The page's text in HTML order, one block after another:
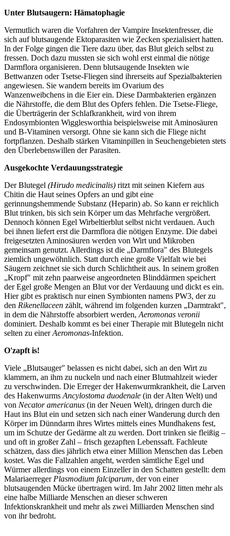
Unter Blutsaugern: Hämatophagie
Vermutlich waren die Vorfahren der Vampire Insektenfresser, die
sich auf blutsaugende Ektoparasiten wie Zecken spezialisiert hatten.
In der Folge gingen die Tiere dazu über, das Blut gleich selbst zu
fressen. Doch dazu mussten sie sich wohl erst einmal die nötige
Darmflora organisieren. Denn blutsaugende Insekten wie
Bettwanzen oder Tsetse-Fliegen sind ihrerseits auf Spezialbakterien
angewiesen. Sie wandern bereits im Ovarium des
Wanzenweibchens in die Eier ein. Diese Darmbakterien ergänzen
die Nährstoffe, die dem Blut des Opfers fehlen. Die Tsetse-Fliege,
die Überträgerin der Schlafkrankheit, wird von ihrem
Endosymbionten Wigglesworthia beispielsweise mit Aminosäuren
und B-Vitaminen versorgt. Ohne sie kann sich die Fliege nicht
fortpflanzen. Deshalb stärken Vitaminpillen in Seuchengebieten stets
den Überlebenswillen der Parasiten.
Ausgekochte Verdauungsstrategie
Der Blutegel (Hirudo medicinalis) ritzt mit seinen Kiefern aus
Chitin die Haut seines Opfers an und gibt eine
gerinnungshemmende Substanz (Heparin) ab. So kann er reichlich
Blut trinken, bis sich sein Körper um das Mehrfache vergrößert.
Dennoch können Egel Wirbeltierblut selbst nicht verdauen. Auch
bei ihnen liefert erst die Darmflora die nötigen Enzyme. Die dabei
freigesetzten Aminosäuren werden von Wirt und Mikroben
gemeinsam genutzt. Allerdings ist die „Darmflora" des Blutegels
ziemlich ungewöhnlich. Statt durch eine große Vielfalt wie bei
Säugern zeichnet sie sich durch Schlichtheit aus. In seinem großen
„Kropf" mit zehn paarweise angeordneten Blinddärmen speichert
der Egel große Mengen an Blut vor der Verdauung und dickt es ein.
Hier gibt es praktisch nur einen Symbionten namens PW3, der zu
den Rikenellaceen zählt, während im folgenden kurzen „Darmtrakt",
in dem die Nährstoffe absorbiert werden, Aeromonas veronii
dominiert. Deshalb kommt es bei einer Therapie mit Blutegeln nicht
selten zu einerAeromonas-Infektion.
O'zapft is!
Viele „Blutsauger" belassen es nicht dabei, sich an den Wirt zu
klammern, an ihm zu nuckeln und nach einer Blutmahlzeit wieder
zu verschwinden. Die Erreger der Hakenwurmkrankheit, die Larven
des Hakenwurms Ancylostoma duodenale (in der Alten Welt) und
von Necator americanus (in der Neuen Welt), dringen durch die
Haut ins Blut ein und setzen sich nach einer Wanderung durch den
Körper im Dünndarm ihres Wirtes mittels eines Mundhakens fest,
um im Schutze der Gedärme alt zu werden. Dort trinken sie fleißig –
und oft in großer Zahl – frisch gezapften Lebenssaft. Fachleute
schätzen, dass dies jährlich etwa einer Million Menschen das Leben
kostet. Was die Fallzahlen angeht, werden sämtliche Egel und
Würmer allerdings von einem Einzeller in den Schatten gestellt: dem
Malariaerreger Plasmodium falciparum, der von einer
blutsaugenden Mücke übertragen wird. Im Jahr 2002 litten mehr als
eine halbe Milliarde Menschen an dieser schweren
Infektionskrankheit und mehr als zwei Milliarden Menschen sind
von ihr bedroht.